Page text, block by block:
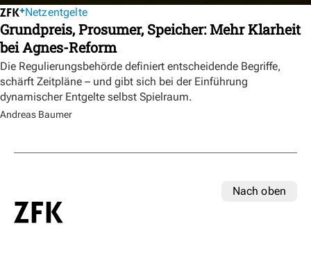
Netzentgelte
Grundpreis, Prosumer, Speicher: Mehr Klarheit
bei Agnes-Reform
Die Regulierungsbehörde definiert entscheidende Begriffe,
schärft Zeitpläne – und gibt sich bei der Einführung
dynamischer Entgelte selbst Spielraum.
Andreas Baumer
Nach oben